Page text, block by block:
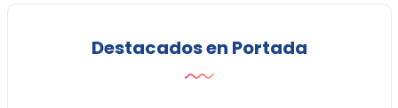
Destacados en Portada